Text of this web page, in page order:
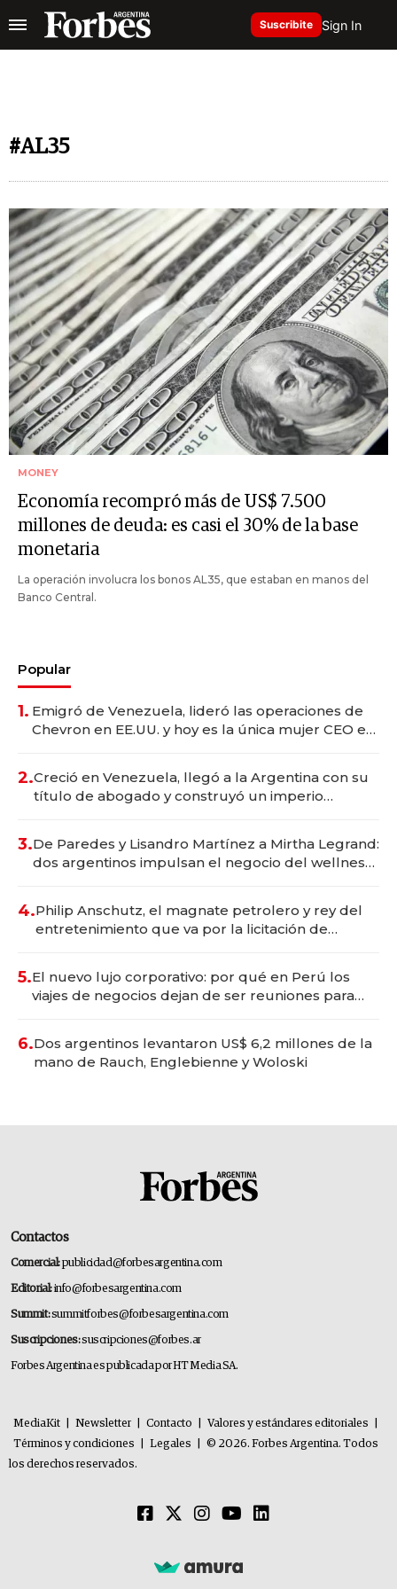
Suscribite Sign In
#AL35
MONEY
Economía recompró más de US$ 7.500
millones de deuda: es casi el 30% de la base
monetaria
La operación involucra los bonos AL35, que estaban en manos del
Banco Central.
Popular
1. Emigró de Venezuela, lideró las operaciones de
Chevron en EE.UU. y hoy es la única mujer CEO en
2.Creció en Venezuela, llegó a la Argentina con su
título de abogado y construyó un imperio
3.De Paredes y Lisandro Martínez a Mirtha Legrand:
dos argentinos impulsan el negocio del wellness
4.Philip Anschutz, el magnate petrolero y rey del
entretenimiento que va por la licitación de
5.El nuevo lujo corporativo: por qué en Perú los
viajes de negocios dejan de ser reuniones para
6.Dos argentinos levantaron US$ 6,2 millones de la
mano de Rauch, Englebienne y Woloski
Contactos
Comercial:publicidad@forbesargentina.com
Editorial:info@forbesargentina.com
Summit:summitforbes@forbesargentina.com
Suscripciones:suscripciones@forbes.ar
Forbes Argentina es publicada por HT Media SA.
MediaKit Newsletter Contacto Valores y estándares editoriales
Términos y condiciones
Legales
© 2026. Forbes Argentina. Todos
los derechos reservados.